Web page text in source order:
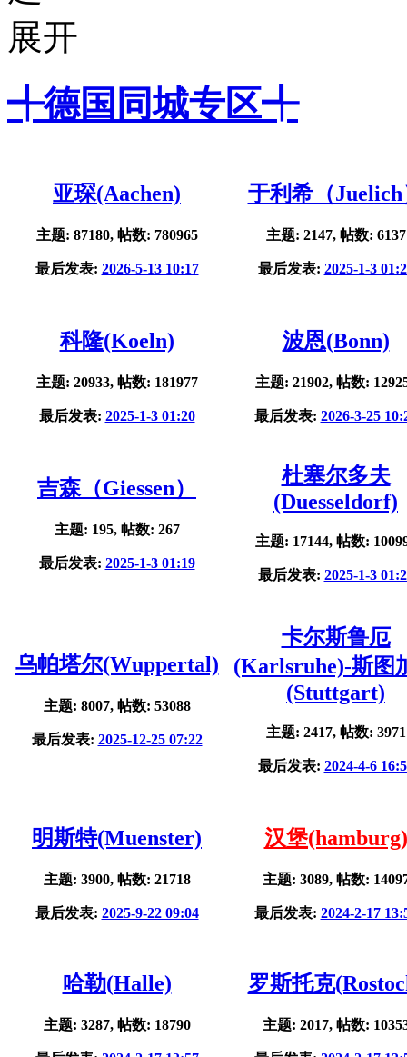
╃德国同城专区╃
亚琛(Aachen)
主题: 87180, 帖数: 780965
最后发表: 2026-5-13 10:17
于利希（Juelich
主题: 2147, 帖数: 6137
最后发表: 2025-1-3
科隆(Koeln)
主题: 20933, 帖数: 181977
最后发表: 2025-1-3 01:20
波恩(Bonn)
主题: 21902, 帖数:
最后发表: 2026-3-25
吉森（Giessen）
主题: 195, 帖数: 267
最后发表: 2025-1-3 01:19
杜塞尔多夫
(Duesseldorf)
主题: 17144, 帖数:
最后发表: 2025-1-3
乌帕塔尔(Wuppertal)
主题: 8007, 帖数: 53088
最后发表: 2025-12-25 07:22
卡尔斯鲁厄
(Karlsruhe)-斯图
(Stuttgart)
主题: 2417, 帖数: 3971
最后发表: 2024-4-6
明斯特(Muenster)
主题: 3900, 帖数: 21718
最后发表: 2025-9-22 09:04
汉堡(hamburg)
主题: 3089, 帖数:
最后发表: 2024-2-17
哈勒(Halle)
主题: 3287, 帖数: 18790
罗斯托克
主题: 2017, 帖数: